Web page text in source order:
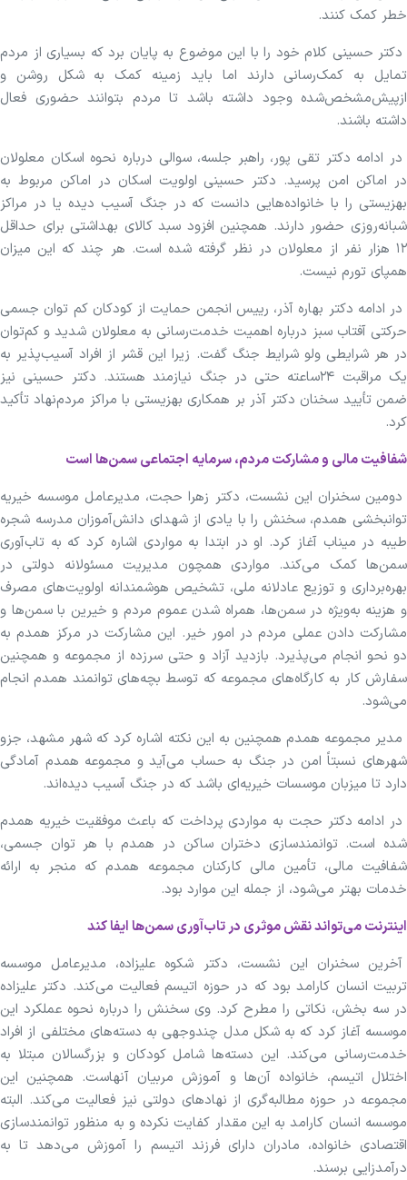
خطر کمک کنند.
دکتر حسینی کلام خود را با این موضوع به پایان برد که بسیاری از مردم
تمایل به کمک‌رسانی دارند اما باید زمینه کمک به شکل روشن و
از‌پیش‌مشخص‌شده وجود داشته باشد تا مردم بتوانند حضوری فعال
داشته باشند.
در ادامه دکتر تقی پور، راهبر جلسه، سوالی درباره نحوه اسکان معلولان
در اماکن امن پرسید. دکتر حسینی اولویت اسکان در اماکن مربوط به
بهزیستی را با خانواده‌هایی دانست که در جنگ آسیب دیده یا در مراکز
شبانه‌روزی حضور دارند. همچنین افزود سبد کالای بهداشتی برای حداقل
۱۲ هزار نفر از معلولان در نظر گرفته شده است. هر چند که این میزان
همپای تورم نیست.
در ادامه دکتر بهاره آذر، رییس انجمن حمایت از کودکان کم توان جسمی
حرکتی آفتاب سبز درباره اهمیت خدمت‌رسانی به معلولان شدید و کم‌توان
در هر شرایطی ولو شرایط جنگ گفت. زیرا این قشر از افراد آسیب‌پذیر به
یک مراقبت ۲۴ساعته حتی در جنگ نیازمند هستند. دکتر حسینی نیز
ضمن تأیید سخنان دکتر آذر بر همکاری بهزیستی با مراکز مردم‌نهاد تأکید
کرد.
شفافیت مالی و مشارکت مردم، سرمایه اجتماعی سمن‌ها است
دومین سخنران این نشست، دکتر زهرا حجت، مدیرعامل موسسه خیریه
توانبخشی همدم، سخنش را با یادی از شهدای دانش‌آموزان مدرسه شجره
طیبه در میناب آغاز کرد. او در ابتدا به مواردی اشاره کرد که به تاب‌آوری
سمن‌ها کمک می‌کند. مواردی همچون مدیریت مسئولانه دولتی در
بهره‌برداری و توزیع عادلانه ملی، تشخیص هوشمندانه اولویت‌های مصرف
و هزینه به‌ویژه در سمن‌ها، همراه شدن عموم مردم و خیرین با سمن‌ها و
مشارکت دادن عملی مردم در امور خیر. این مشارکت در مرکز همدم به
دو نحو انجام می‌پذیرد. بازدید آزاد و حتی سرزده از مجموعه و همچنین
سفارش کار به کارگاه‌های مجموعه که توسط بچه‌های توانمند همدم انجام
می‌شود.
مدیر مجموعه همدم همچنین به این نکته اشاره کرد که شهر مشهد، جزو
شهر‌های نسبتاً امن در جنگ به حساب می‌آید و مجموعه همدم آمادگی
دارد تا میزبان موسسات خیریه‌ای باشد که در جنگ آسیب دیده‌اند.
در ادامه دکتر حجت به مواردی پرداخت که باعث موفقیت خیریه همدم
شده است. توانمندسازی دختران ساکن در همدم با هر توان جسمی،
شفافیت مالی، تأمین مالی کارکنان مجموعه همدم که منجر به ارائه
خدمات بهتر می‌شود، از جمله این موارد بود.
اینترنت می‌تواند نقش موثری در تاب‌آوری سمن‌ها ایفا کند
آخرین سخنران این نشست، دکتر شکوه علیزاده، مدیرعامل موسسه
تربیت انسان کارامد بود که در حوزه اتیسم فعالیت می‌کند. دکتر علیزاده
در سه بخش، نکاتی را مطرح کرد. وی سخنش را درباره نحوه عملکرد این
موسسه آغاز کرد که به شکل مدل چندوجهی به دسته‌های مختلفی از افراد
خدمت‌رسانی می‌کند. این دسته‌ها شامل کودکان و بزرگسالان مبتلا به
اختلال اتیسم، خانواده آن‌ها و آموزش مربیان آنهاست. همچنین این
مجموعه در حوزه مطالبه‌گری از نهاد‌های دولتی نیز فعالیت می‌کند. البته
موسسه انسان کارامد به این مقدار کفایت نکرده و به منظور توانمندسازی
اقتصادی خانواده، مادران دارای فرزند اتیسم را آموزش می‌دهد تا به
درآمدزایی برسند.